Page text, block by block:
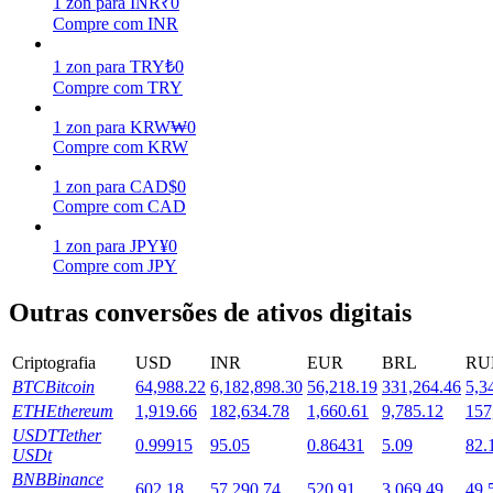
Estacamento
Altos retornos e acesso instantâneo
Compre com INR
1 zon para TRY₺0
Compre com TRY
1 zon para KRW₩0
Compre com KRW
1 zon para CAD$0
Compre com CAD
1 zon para JPY¥0
Compre com JPY
Outras conversões de ativos digitais
Criptografia USD INR EUR BRL
BTCBitcoin 64,988.22 6,182,898.30 56,218.19 331,264.46
ETHEthereum 1,919.66 182,634.78 1,660.61 9,785.12
USDTTether
USDt
0.99915 95.05 0.86431 5.09
BNBBinance
602.18 57,290.74 520.91 3,069.49